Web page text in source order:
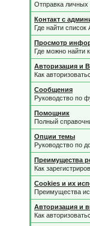
Отправка личных
Контакт с
Где найти
Просмотр
Где можно найти
Авторизация и
Как
Сообщения
Руководство по
Помощник
Полный
Опции темы
Руководство по
Преимущества
Как
Cookies и их
Преимущества
Авторизация и
Как